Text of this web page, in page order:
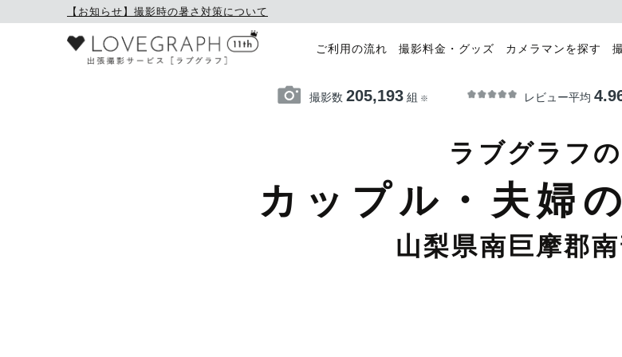
【お知らせ】撮影時の暑さ対策について
ご利用の流れ 撮影料金・グッズ カメラマンを探す
撮影数 205,193組 ※ レビュー平均
ラブグラフの
カップル・夫婦
山梨県南巨摩郡